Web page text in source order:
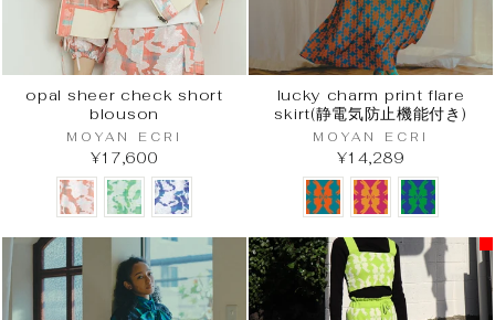
opal sheer check short
blouson
MOYAN ECRI
¥17,600
lucky charm print flare
skirt(静電気防止機能付き)
MOYAN ECRI
¥14,289